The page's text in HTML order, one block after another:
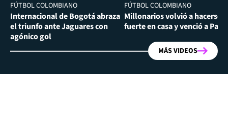
FÚTBOL COLOMBIANO
Internacional de Bogotá abraza
el triunfo ante Jaguares con
agónico gol
FÚTBOL COLOMBIANO
Millonarios volvió a hacerse
fuerte en casa y venció a
MÁS VIDEOS